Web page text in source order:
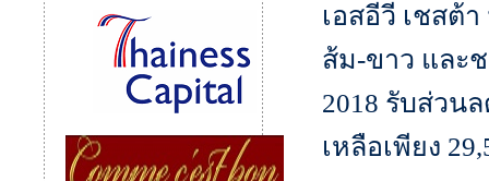
เอสอีวี เชสต้
ส้ม-ขาว และช
2018 รับส่วน
เหลือเพียง